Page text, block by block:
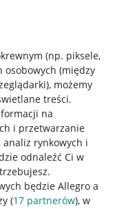
(np. piksele,
osobowych (między
, możemy
treści.
na
i przetwarzanie
rynkowych i
odnaleźć Ci w
będzie Allegro a
(17 partnerów), w